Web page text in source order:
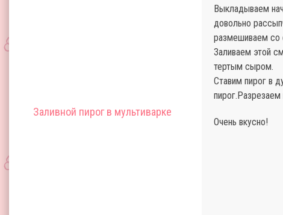
Заливной пирог в мультиварке
Выкладываем
довольно
размешиваем со
Заливаем этой
тертым сыром.
Ставим пирог в
пирог.Разрезаем
Очень вкусно!